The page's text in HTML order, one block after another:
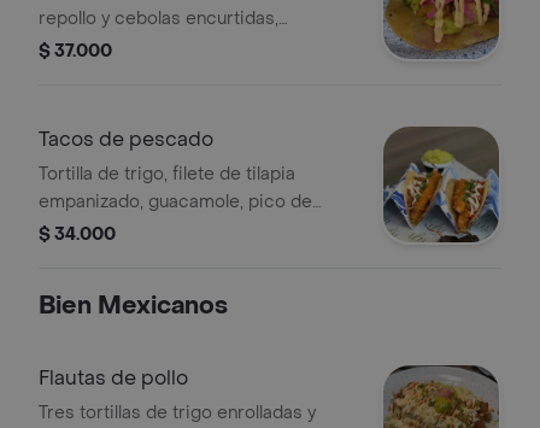
repollo y cebolas encurtidas,
mayopicosa, tajin y cilantro
$ 37.000
Tacos de pescado
Tortilla de trigo, filete de tilapia
empanizado, guacamole, pico de
gallo, crema agria, salsa de mango y
$ 34.000
Bien Mexicanos
Flautas de pollo
Tres tortillas de trigo enrolladas y